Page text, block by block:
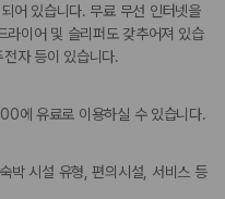
비교할 수 있나요?
교해야 하나요?
크
교
어 있습니다. 무료 무선 인터넷을
라이어 및 슬리퍼도 갖추어져 있습
자 등이 있습니다.
에 유료로 이용하실 수 있습니다.
박 시설 유형, 편의시설, 서비스 등